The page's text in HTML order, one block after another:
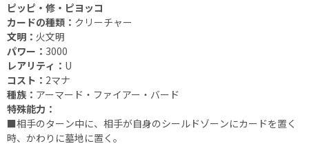
ピッピ・修・ピヨッコ
カードの種類： クリーチャー
文明： 火文明
パワー： 3000
レアリティ： U
コスト： 2マナ
種族： アーマード・ファイアー・バード
特殊能力：
■相手のターン中に、相手が自身のシールドゾーンにカードを置く
時、かわりに墓地に置く。